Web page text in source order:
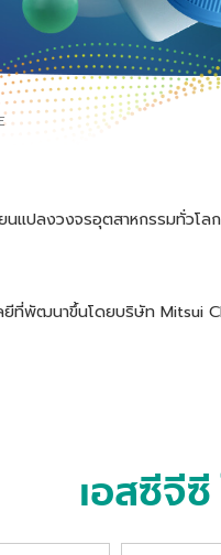
แปลงวงจรอุตสาหกรรมทั่วโ
ยีที่พัฒนาขึ้นโดยบริษัท Mitsui
เอสซีจี